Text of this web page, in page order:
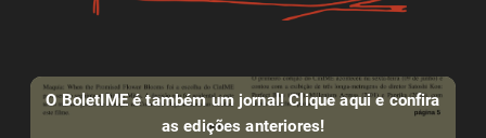
O BoletIME é também um jornal! Clique aqui e confira
as edições anteriores!